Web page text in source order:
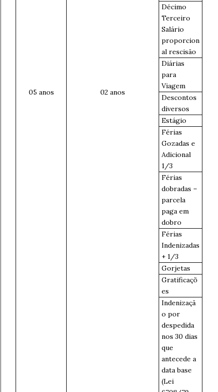
05 anos 02 anos
Décimo
Terceiro
Salário
proporcion
al rescisão
Diárias
para
Viagem
Descontos
diversos
Estágio
Férias
Gozadas e
Adicional
1/3
Férias
dobradas –
parcela
paga em
dobro
Férias
Indenizadas
+ 1/3
Gorjetas
Gratificaçõ
es
Indenizaçã
o por
despedida
nos 30 dias
que
antecede a
data base
(Lei